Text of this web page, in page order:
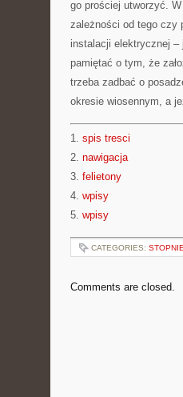
go prościej utworzyć.
zależności od tego czy
instalacji elektrycznej –
pamiętać o tym, że
trzeba zadbać o
okresie wiosennym, a
1. spis tresci
2. nawigacja
3. felietony
4. wpisy
5. wpisy
CATEGORIES:
Comments are closed.